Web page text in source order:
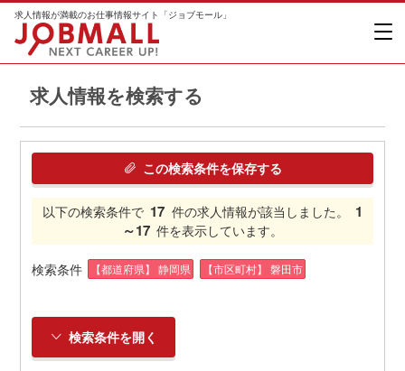
求人情報が満載のお仕事情報サイト「ジョブモール」
求人情報を検索する
この検索条件を保存する
以下の検索条件で 17 件の求人情報が該当しました。
1
～17 件を表示しています。
検索条件 【都道府県】 静岡県 【市区町村】 磐田市
検索条件を開く